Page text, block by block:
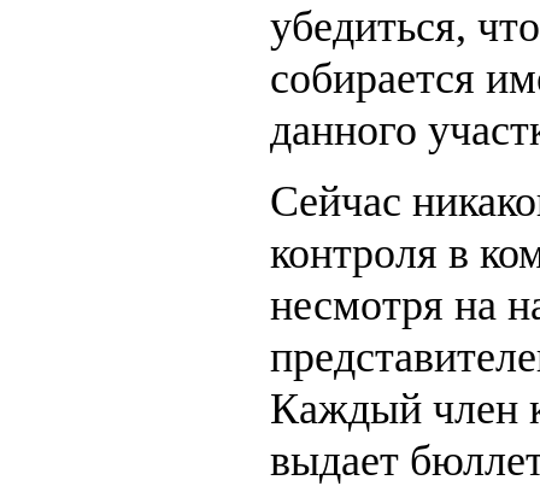
убедиться,
собирается
данного
Сейчас
контроля в
несмотря на
Каждый член
выдает